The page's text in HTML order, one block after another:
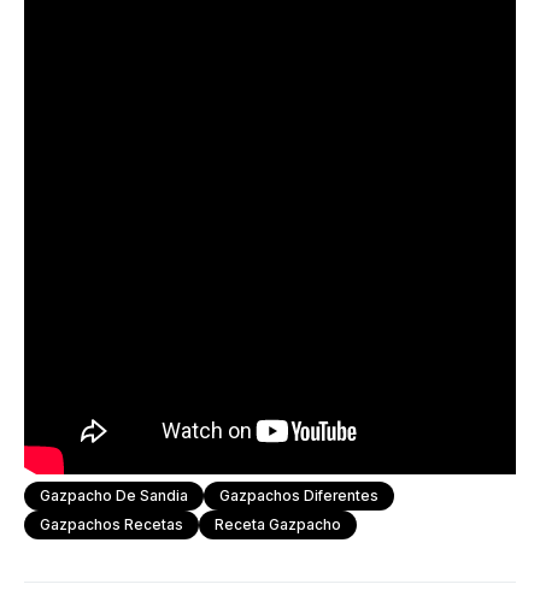
Gazpacho De Sandia
Gazpachos Diferentes
Gazpachos Recetas
Receta Gazpacho